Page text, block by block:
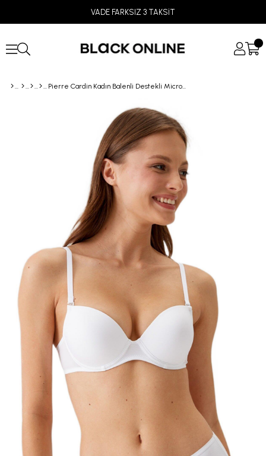
VADE FARKSIZ 3 TAKSİT
Pierre Cardin Kadın Balenli Destekli Micro Sütyen 6045